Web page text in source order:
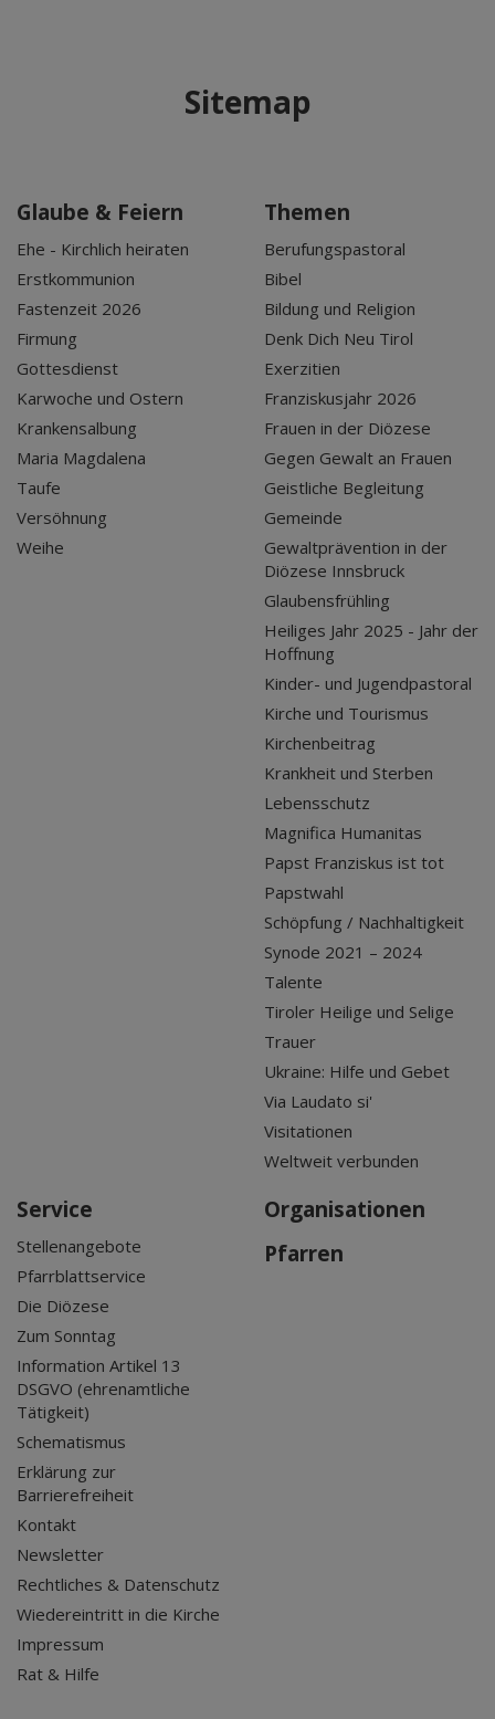
Sitemap
Glaube & Feiern
Ehe - Kirchlich heiraten
Erstkommunion
Fastenzeit 2026
Firmung
Gottesdienst
Karwoche und Ostern
Krankensalbung
Maria Magdalena
Taufe
Versöhnung
Weihe
Themen
Berufungspastoral
Bibel
Bildung und Religion
Denk Dich Neu Tirol
Exerzitien
Franziskusjahr 2026
Frauen in der Diözese
Gegen Gewalt an Frauen
Geistliche Begleitung
Gemeinde
Gewaltprävention in der
Diözese Innsbruck
Glaubensfrühling
Heiliges Jahr 2025 - Jahr der
Hoffnung
Kinder- und Jugendpastoral
Kirche und Tourismus
Kirchenbeitrag
Krankheit und Sterben
Lebensschutz
Magnifica Humanitas
Papst Franziskus ist tot
Papstwahl
Schöpfung / Nachhaltigkeit
Synode 2021 – 2024
Talente
Tiroler Heilige und Selige
Trauer
Ukraine: Hilfe und Gebet
Via Laudato si'
Visitationen
Weltweit verbunden
Service
Stellenangebote
Pfarrblattservice
Die Diözese
Zum Sonntag
Information Artikel 13
DSGVO (ehrenamtliche
Tätigkeit)
Schematismus
Erklärung zur
Barrierefreiheit
Kontakt
Newsletter
Rechtliches & Datenschutz
Wiedereintritt in die Kirche
Impressum
Rat & Hilfe
Organisationen
Pfarren